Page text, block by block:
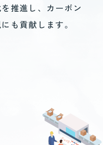
推進し、 カーボン
も貢献します。